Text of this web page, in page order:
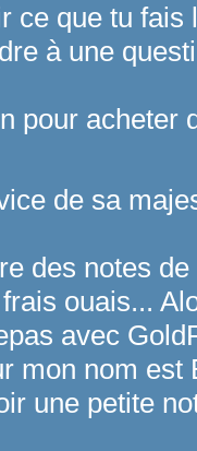
ce que tu fais
à une
pour acheter
de sa
des notes
ouais...
avec
mon nom est
une petite